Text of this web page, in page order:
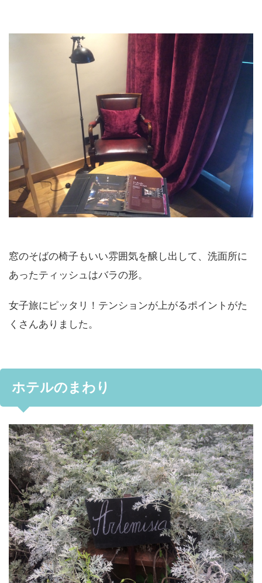
窓のそばの椅子もいい雰囲気を醸し出して、洗面所に
あったティッシュはバラの形。
女子旅にピッタリ！テンションが上がるポイントがた
くさんありました。
ホテルのまわり